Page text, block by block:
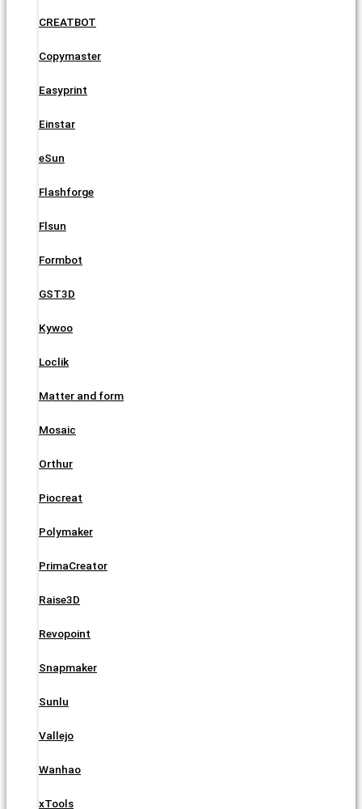
CREATBOT
Copymaster
Easyprint
Einstar
eSun
Flashforge
Flsun
Formbot
GST3D
Kywoo
Loclik
Matter and form
Mosaic
Orthur
Piocreat
Polymaker
PrimaCreator
Raise3D
Revopoint
Snapmaker
Sunlu
Vallejo
Wanhao
xTools